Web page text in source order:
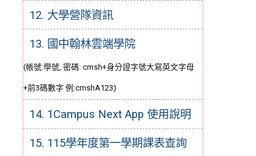
12. 大學營隊資訊
13. 國中翰林雲端學院
(帳號:學號, 密碼: cmsh+身分證字號大寫英文字母
+前3碼數字 例:cmshA123)
14. 1Campus Next App 使用說明
15. 115學年度第一學期課表查詢